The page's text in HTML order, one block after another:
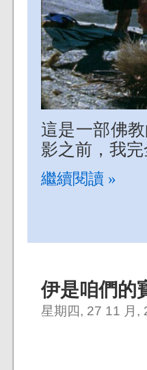
這是一部佛
影之前，我完
繼續閱讀 »
伊是咱們的
星期四, 27 11 月,